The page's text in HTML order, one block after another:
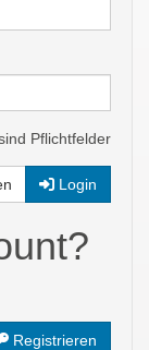
Pflichtfelder
Login
Registrieren